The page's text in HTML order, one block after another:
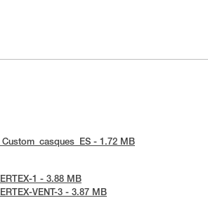
- 1.72 MB
1 - 3.88 MB
VENT-3 - 3.87 MB